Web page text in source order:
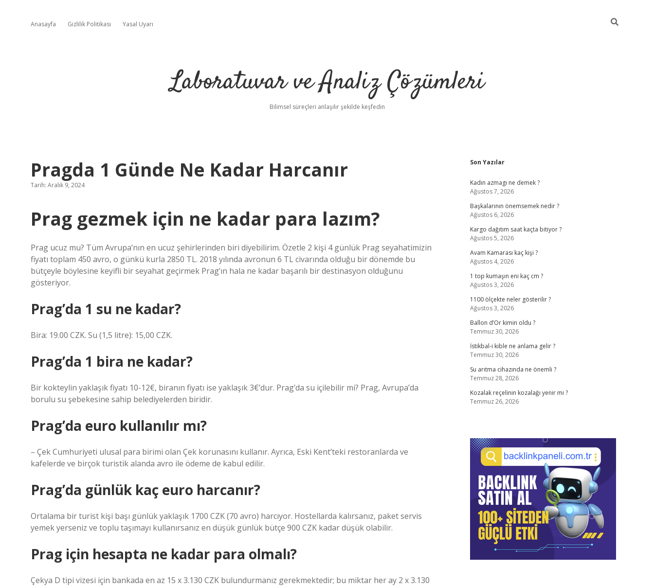
Anasayfa Gizlilik Politikası Yasal Uyarı
Laboratuvar ve Analiz Çözümleri
Bilimsel süreçleri anlaşılır şekilde keşfedin
Pragda 1 Günde Ne Kadar Harcanır
Tarih: Aralık 9, 2024
Prag gezmek için ne kadar para lazım?
Prag ucuz mu? Tüm Avrupa’nın en ucuz şehirlerinden biri diyebilirim. Özetle 2 kişi 4 günlük Prag seyahatimizin
fiyatı toplam 450 avro, o günkü kurla 2850 TL. 2018 yılında avronun 6 TL civarında olduğu bir dönemde bu
bütçeyle böylesine keyifli bir seyahat geçirmek Prag’ın hala ne kadar başarılı bir destinasyon olduğunu
gösteriyor.
Prag’da 1 su ne kadar?
Bira: 19.00 CZK. Su (1,5 litre): 15,00 CZK.
Prag’da 1 bira ne kadar?
Bir kokteylin yaklaşık fiyatı 10-12€, biranın fiyatı ise yaklaşık 3€’dur. Prag’da su içilebilir mi? Prag, Avrupa’da
borulu su şebekesine sahip belediyelerden biridir.
Prag’da euro kullanılır mı?
– Çek Cumhuriyeti ulusal para birimi olan Çek korunasını kullanır. Ayrıca, Eski Kent’teki restoranlarda ve
kafelerde ve birçok turistik alanda avro ile ödeme de kabul edilir.
Prag’da günlük kaç euro harcanır?
Ortalama bir turist kişi başı günlük yaklaşık 1700 CZK (70 avro) harcıyor. Hostellarda kalırsanız, paket servis
yemek yerseniz ve toplu taşımayı kullanırsanız en düşük günlük bütçe 900 CZK kadar düşük olabilir.
Prag için hesapta ne kadar para olmalı?
Çekya D tipi vizesi için bankada en az 15 x 3.130 CZK bulundurmanız gerekmektedir; bu miktar her ay 2 x 3.130
Sidebar
Son Yazılar
Kadın azmagı ne demek ?
Ağustos 7, 2026
Başkalarının önemsemek nedir ?
Ağustos 6, 2026
Kargo dağıtım saat kaçta bitiyor ?
Ağustos 5, 2026
Avam Kamarası kaç kişi ?
Ağustos 4, 2026
1 top kumaşın eni kaç cm ?
Ağustos 3, 2026
1100 ölçekte neler gösterilir ?
Ağustos 3, 2026
Ballon d’Or kimin oldu ?
Temmuz 30, 2026
İstikbal-i kıble ne anlama gelir ?
Temmuz 30, 2026
Su arıtma cihazında ne önemli ?
Temmuz 28, 2026
Kozalak reçelinin kozalağı yenir mi ?
Temmuz 26, 2026